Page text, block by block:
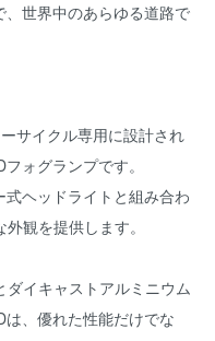
世界中のあらゆる道路で
サイクル専用に設計され
ォグランプです。
ヘッドライトと組み合わ
観を提供します。
イキャストアルミニウム
、優れた性能だけでな